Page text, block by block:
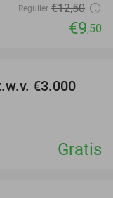
Regulier €12,50
€9,50
€3.000
Gratis